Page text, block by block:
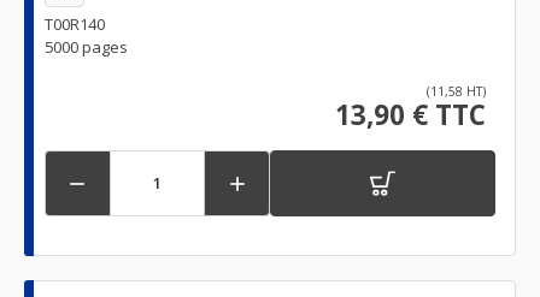
T00R140
5000 pages
(11,58 HT)
13,90 € TTC
 